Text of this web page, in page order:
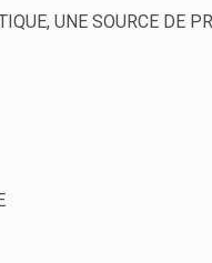
UNE SOURCE DE